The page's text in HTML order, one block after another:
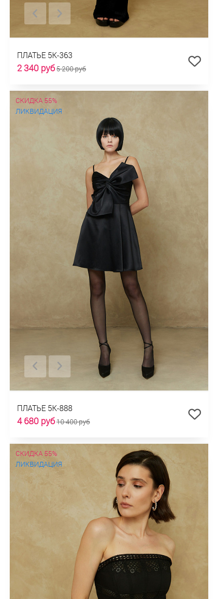
ПЛАТЬЕ 5К-363
2 340 руб5 200 руб
СКИДКА 55%
ЛИКВИДАЦИЯ
ПЛАТЬЕ 5К-888
4 680 руб10 400 руб
СКИДКА 55%
ЛИКВИДАЦИЯ